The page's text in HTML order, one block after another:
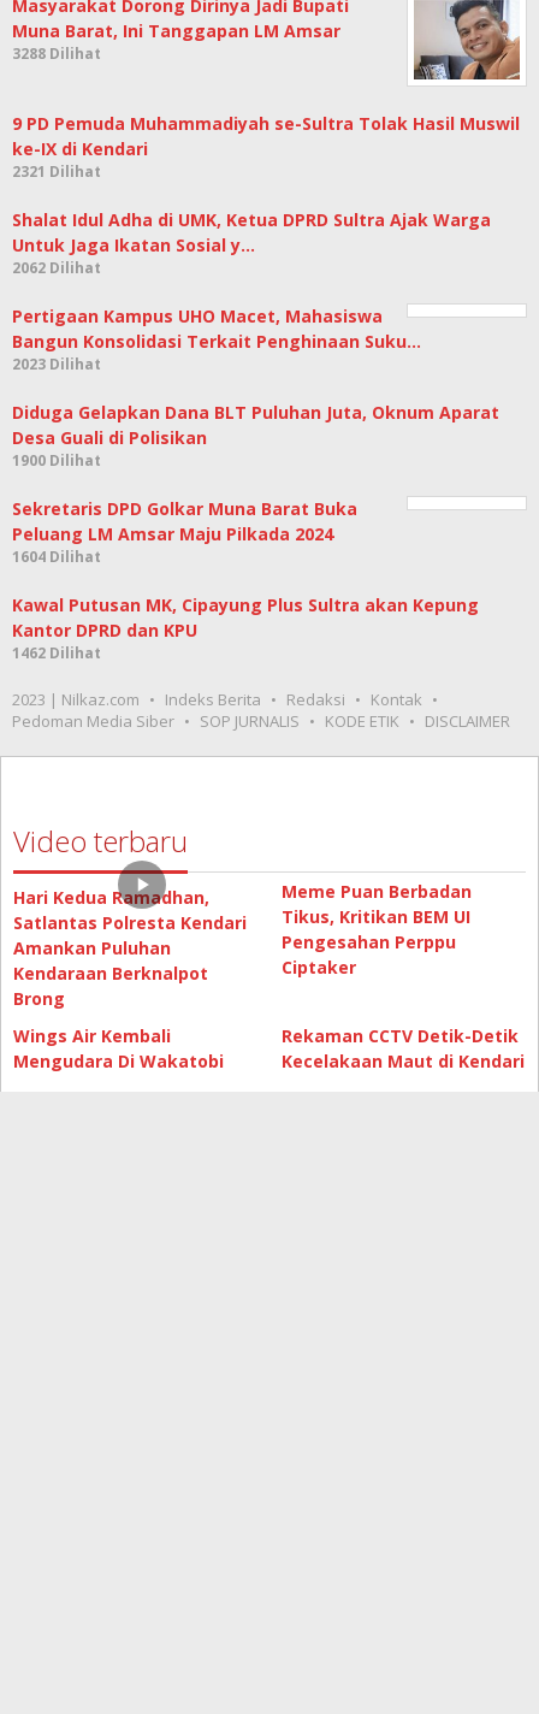
Masyarakat Dorong Dirinya Jadi Bupati
Muna Barat, Ini Tanggapan LM Amsar
3288 Dilihat
9 PD Pemuda Muhammadiyah se-Sultra Tolak Hasil Muswil
ke-IX di Kendari
2321 Dilihat
Shalat Idul Adha di UMK, Ketua DPRD Sultra Ajak Warga
Untuk Jaga Ikatan Sosial y…
2062 Dilihat
Pertigaan Kampus UHO Macet, Mahasiswa
Bangun Konsolidasi Terkait Penghinaan Suku…
2023 Dilihat
Diduga Gelapkan Dana BLT Puluhan Juta, Oknum Aparat
Desa Guali di Polisikan
1900 Dilihat
Sekretaris DPD Golkar Muna Barat Buka
Peluang LM Amsar Maju Pilkada 2024
1604 Dilihat
Kawal Putusan MK, Cipayung Plus Sultra akan Kepung
Kantor DPRD dan KPU
1462 Dilihat
2023 | Nilkaz.com Indeks Berita Redaksi
Kontak
Pedoman Media Siber
SOP JURNALIS KODE ETIK DISCLAIMER
Video terbaru
Hari Kedua Ramadhan,
Satlantas Polresta Kendari
Amankan Puluhan
Kendaraan Berknalpot
Brong
Meme Puan Berbadan
Tikus, Kritikan BEM UI
Pengesahan Perppu
Ciptaker
Wings Air Kembali
Mengudara Di Wakatobi
Rekaman CCTV Detik-Detik
Kecelakaan Maut di Kendari